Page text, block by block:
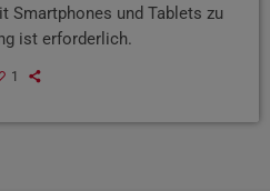
Smartphones und Tablets zu
ist erforderlich.
1